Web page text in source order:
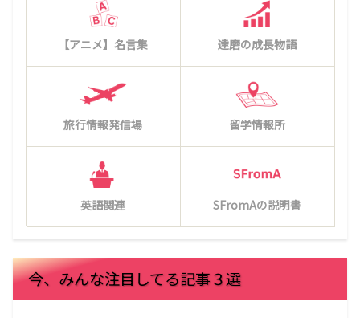
【アニメ】名言集 達磨の成長物語
旅行情報発信場 留学情報所
英語関連 SFromAの説明書
今、みんな注目してる記事３選